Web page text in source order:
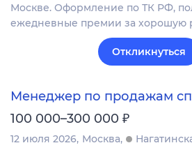
Москве. Оформление по ТК РФ,
ежедневные премии за хорошую
Откликнуться
Менеджер по продажам
100 000–300 000 ₽
12 июля 2026 Москва